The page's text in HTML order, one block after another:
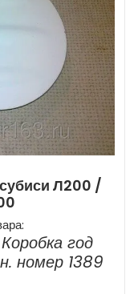
Л200 /
год
номер 1389